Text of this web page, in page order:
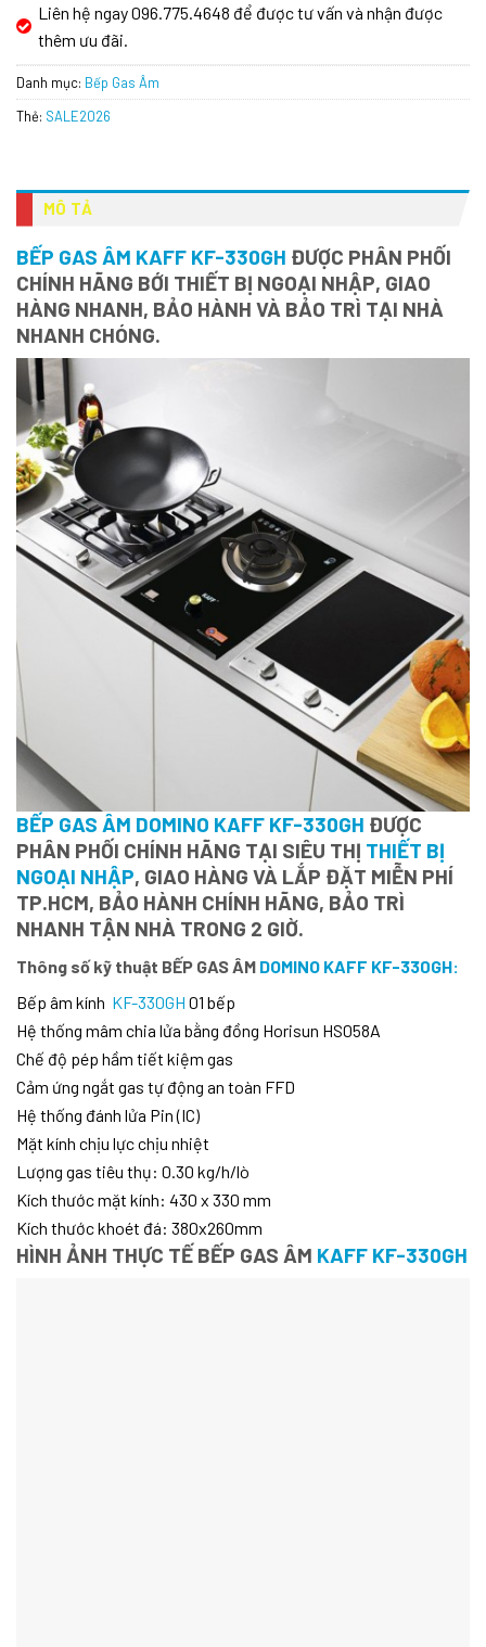
Liên hệ ngay 096.775.4648 để được tư vấn và nhận được
thêm ưu đãi.
Danh mục: Bếp Gas Âm
Thẻ: SALE2026
MÔ TẢ
BẾP GAS ÂM KAFF KF-330GH ĐƯỢC PHÂN PHỐI
CHÍNH HÃNG BỚI THIẾT BỊ NGOẠI NHẬP, GIAO
HÀNG NHANH, BẢO HÀNH VÀ BẢO TRÌ TẠI NHÀ
NHANH CHÓNG.
BẾP GAS ÂM DOMINO KAFF KF-330GH ĐƯỢC
PHÂN PHỐI CHÍNH HÃNG TẠI SIÊU THỊ THIẾT BỊ
NGOẠI NHẬP, GIAO HÀNG VÀ LẮP ĐẶT MIỄN PHÍ
TP.HCM, BẢO HÀNH CHÍNH HÃNG, BẢO TRÌ
NHANH TẬN NHÀ TRONG 2 GIỜ.
Thông số kỹ thuật BẾP GAS ÂM DOMINO KAFF KF-330GH:
Bếp âm kính KF-330GH 01 bếp
Hệ thống mâm chia lửa bằng đồng Horisun HS058A
Chế độ pép hầm tiết kiệm gas
Cảm ứng ngắt gas tự động an toàn FFD
Hệ thống đánh lửa Pin (IC)
Mặt kính chịu lực chịu nhiệt
Lượng gas tiêu thụ: 0.30 kg/h/lò
Kích thước mặt kính: 430 x 330 mm
Kích thước khoét đá: 380x260mm
HÌNH ẢNH THỰC TẾ BẾP GAS ÂM KAFF KF-330GH